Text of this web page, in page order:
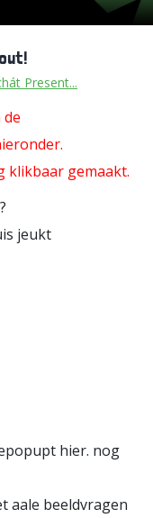
Present...
de
klikbaar gemaakt.
jeukt
hier. nog
aale beeldvragen